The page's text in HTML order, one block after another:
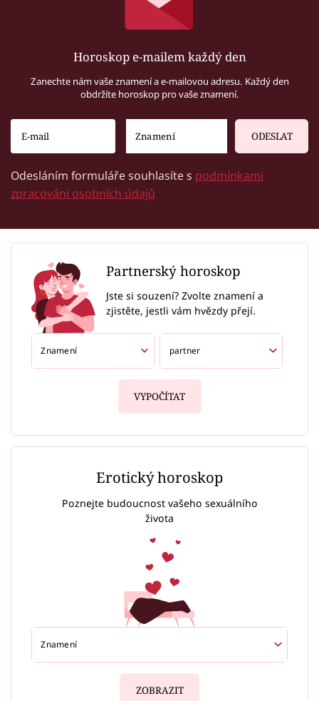
Horoskop e-mailem každý den
Zanechte nám vaše znamení a e-mailovou adresu. Každý den
obdržíte horoskop pro vaše znamení.
ODESLAT
Odesláním formuláře souhlasíte s podmínkami
zpracování osobních údajů
Partnerský horoskop
Jste si souzení? Zvolte znamení a
zjistěte, jestli vám hvězdy přejí.
VYPOČÍTAT
Erotický horoskop
Poznejte budoucnost vašeho sexuálního
života
ZOBRAZIT